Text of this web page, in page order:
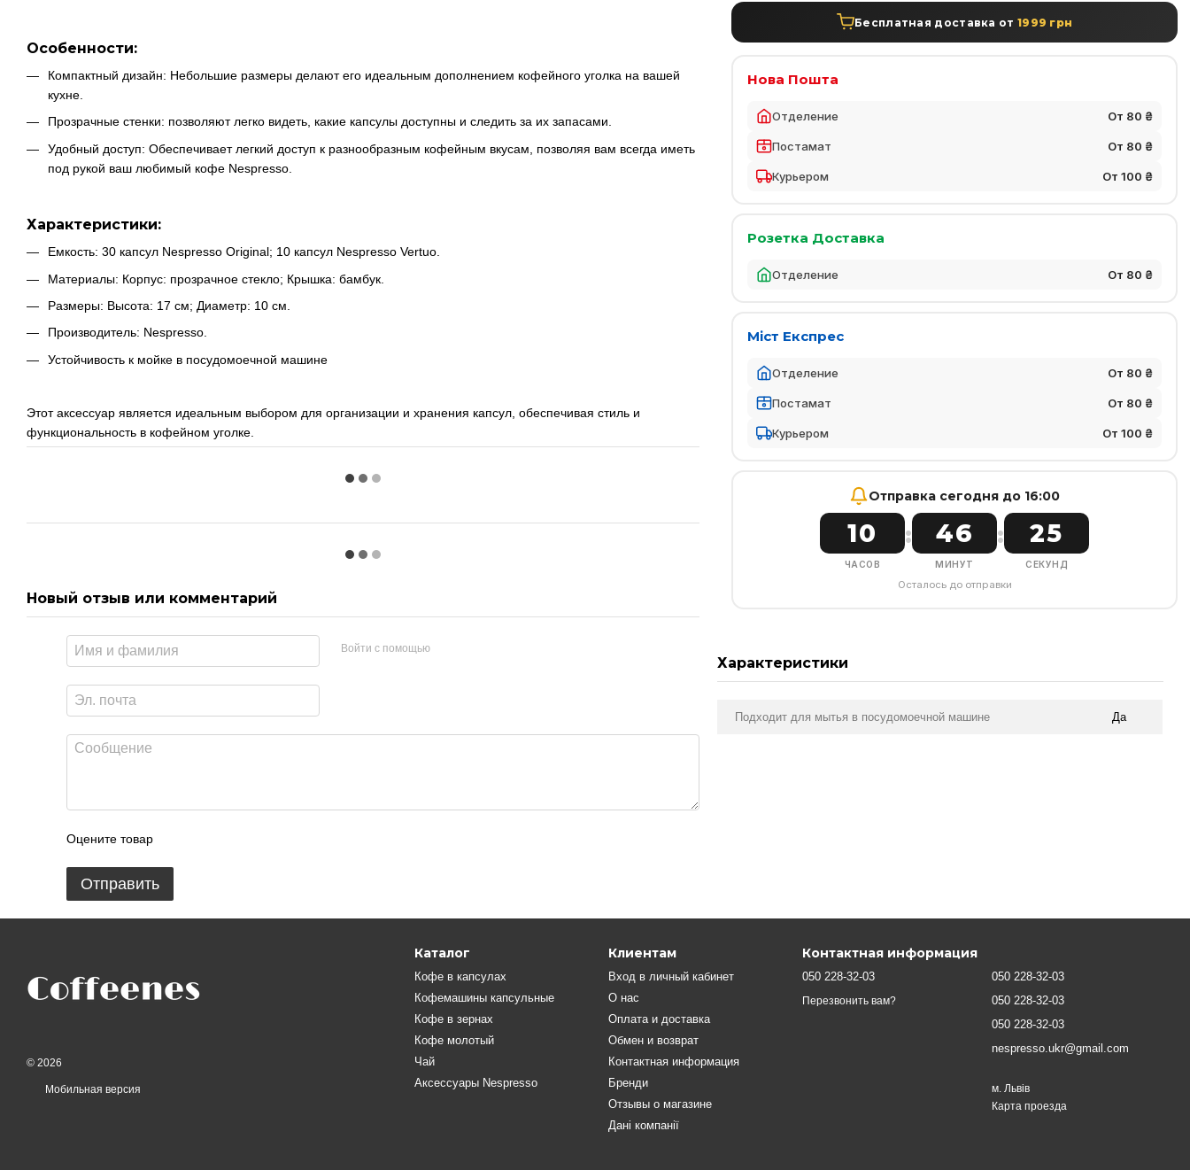
Особенности:
Компактный дизайн: Небольшие размеры делают его идеальным дополнением кофейного уголка на вашей
кухне.
Прозрачные стенки: позволяют легко видеть, какие капсулы доступны и следить за их запасами.
Удобный доступ: Обеспечивает легкий доступ к разнообразным кофейным вкусам, позволяя вам всегда иметь
под рукой ваш любимый кофе Nespresso.
Характеристики:
Емкость: 30 капсул Nespresso Original; 10 капсул Nespresso Vertuo.
Материалы: Корпус: прозрачное стекло; Крышка: бамбук.
Размеры: Высота: 17 см; Диаметр: 10 см.
Производитель: Nespresso.
Устойчивость к мойке в посудомоечной машине
Этот аксессуар является идеальным выбором для организации и хранения капсул, обеспечивая стиль и
функциональность в кофейном уголке.
Новый отзыв или комментарий
Войти с помощью
Оцените товар
Отправить
Бесплатная доставка от 1999 грн
Нова Пошта
Отделение От 80 ₴
Постамат От 80 ₴
Курьером От 100 ₴
Розетка Доставка
Отделение От 80 ₴
Міст Експрес
Отделение От 80 ₴
Постамат От 80 ₴
Курьером От 100 ₴
Отправка сегодня до 16:00
10
ЧАСОВ
: 46
МИНУТ
: 25
СЕКУНД
Осталось до отправки
Характеристики
Подходит для мытья в посудомоечной машине Да
© 2026
Мобильная версия
Каталог
Кофе в капсулах
Кофемашины капсульные
Кофе в зернах
Кофе молотый
Чай
Аксеcсуары Nespresso
Клиентам
Вход в личный кабинет
О нас
Оплата и доставка
Обмен и возврат
Контактная информация
Бренди
Отзывы о магазине
Дані компанії
Контактная информация
050 228-32-03
Перезвонить вам?
050 228-32-03
050 228-32-03
050 228-32-03
nespresso.ukr@gmail.com
м. Львів
Карта проезда